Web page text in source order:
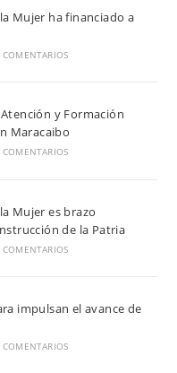
Mujer ha financiado a
COMENTARIOS
y Formación
Maracaibo
COMENTARIOS
Mujer es brazo
de la Patria
COMENTARIOS
impulsan el avance de
COMENTARIOS